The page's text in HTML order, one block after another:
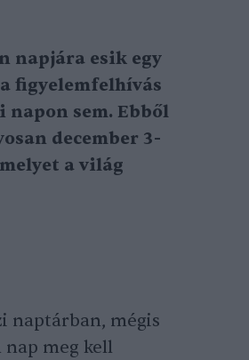
napjára esik egy
figyelemfelhívás
napon sem. Ebből
december 3-
a világ
naptárban, mégis
meg kell